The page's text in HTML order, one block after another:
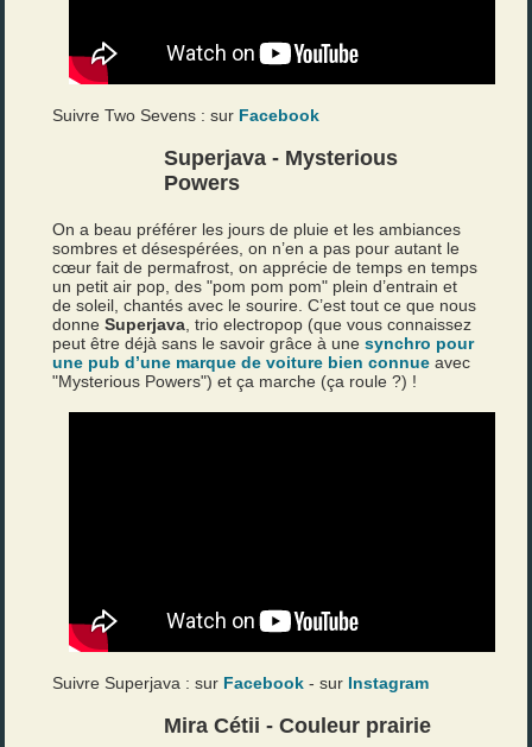
Suivre Two Sevens : sur Facebook
Superjava - Mysterious
Powers
On a beau préférer les jours de pluie et les ambiances
sombres et désespérées, on n’en a pas pour autant le
cœur fait de permafrost, on apprécie de temps en temps
un petit air pop, des "pom pom pom" plein d’entrain et
de soleil, chantés avec le sourire. C’est tout ce que nous
donneSuperjava , trio electropop (que vous connaissez
peut être déjà sans le savoir grâce à unesynchro pour
une pub d’une marque de voiture bien connue avec
"Mysterious Powers") et ça marche (ça roule ?) !
Suivre Superjava : sur Facebook - sur Instagram
Mira Cétii - Couleur prairie